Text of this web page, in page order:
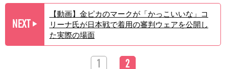
NEXT ▶︎
【動画】金ピカのマークが「かっこいいな」コ
リーナ氏が日本戦で着用の審判ウェアを公開し
た実際の場面
1 2